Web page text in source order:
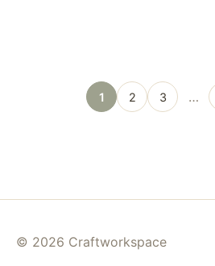
1 2 3 …
© 2026 Craftworkspace